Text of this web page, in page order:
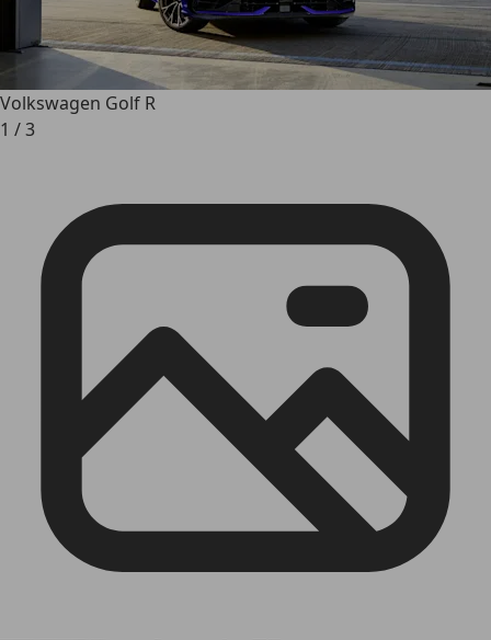
Volkswagen Golf R
1 /3